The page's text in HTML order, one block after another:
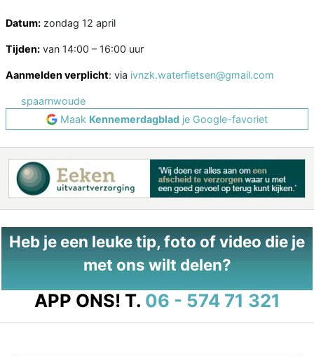
Datum: zondag 12 april
Tijden: van 14:00 – 16:00 uur
Aanmelden verplicht: via ivnzk.waterfietsen@gmail.com
spaarnwoude
Maak Kennemerdagblad je Google-favoriet
Heb je een leuke tip, foto of video die je
met ons wilt delen?
APP ONS! T. 06 - 574 71 321